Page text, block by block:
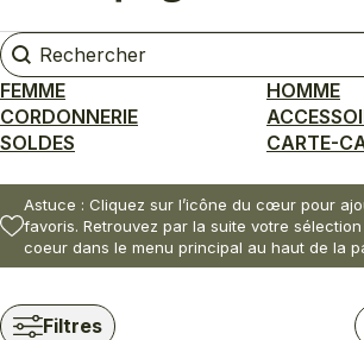
Rechercher
Rechercher
FEMME
HOMME
CORDONNERIE
SOLDES
CARTE-
Astuce : Cliquez sur l’icône du cœur pour
favoris. Retrouvez par la suite votre
coeur dans le menu principal au haut de la
Filtres